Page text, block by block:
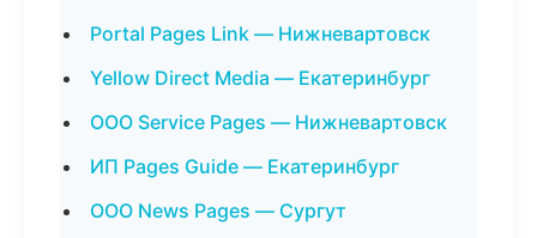
Portal Pages Link — Нижневартовск
Yellow Direct Media — Екатеринбург
ООО Service Pages — Нижневартовск
ИП Pages Guide — Екатеринбург
ООО News Pages — Сургут